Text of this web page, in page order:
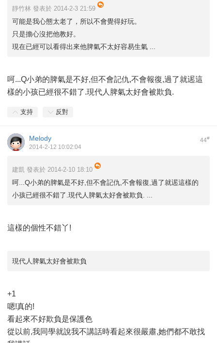
靜竹林 發表於 2014-2-3 21:59
可能是我心態太老了，所以不會覺得好玩。
只是擔心沒把他教好。
現在已經可以看得出來他脾氣不太好容易生氣 ...
呵...Q小弟的脾氣是不好,但不會記仇,不會報復,過了就迡這
樣的小孩已經很不錯了.現代人脾氣太好會被欺負.
支持 反對
44#
Melody
2014-2-12 10:02:04
建凱 發表於 2014-2-10 18:10
呵...Q小弟的脾氣是不好,但不會記仇,不會報復,過了就迡這樣的
小孩已經很不錯了.現代人脾氣太好會被欺負. ...
這樣的個性不錯丫!
現代人脾氣太好會被欺負
+1
嗯!真的!
看起來不好欺負是保護色
從以前,我同學就說我不講話時看起來很嚴肅,她們都不敢找